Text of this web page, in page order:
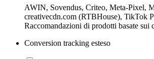
AWIN, Sovendus, Criteo, Meta-Pixel,
creativecdn.com (RTBHouse), TikTok
Raccomandazioni di prodotti basate sui
Conversion tracking esteso